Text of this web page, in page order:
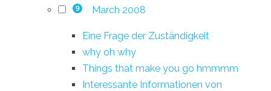
9 March 2008
Eine Frage der Zuständigkeit
why oh why
Things that make you go hmmmm
Interessante Informationen von